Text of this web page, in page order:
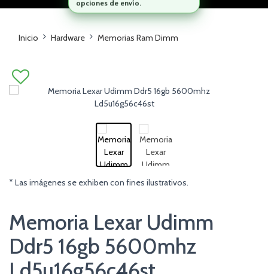
Inicio Hardware Memorias Ram Dimm
* Las imágenes se exhiben con fines ilustrativos.
Memoria Lexar Udimm
Ddr5 16gb 5600mhz